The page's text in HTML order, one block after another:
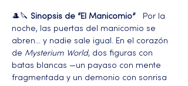
🎩🔪 Sinopsis de “El Manicomio” Por la
noche, las puertas del manicomio se
abren… y nadie sale igual. En el corazón
de Mysterium World, dos figuras con
batas blancas —un payaso con mente
fragmentada y un demonio con sonrisa